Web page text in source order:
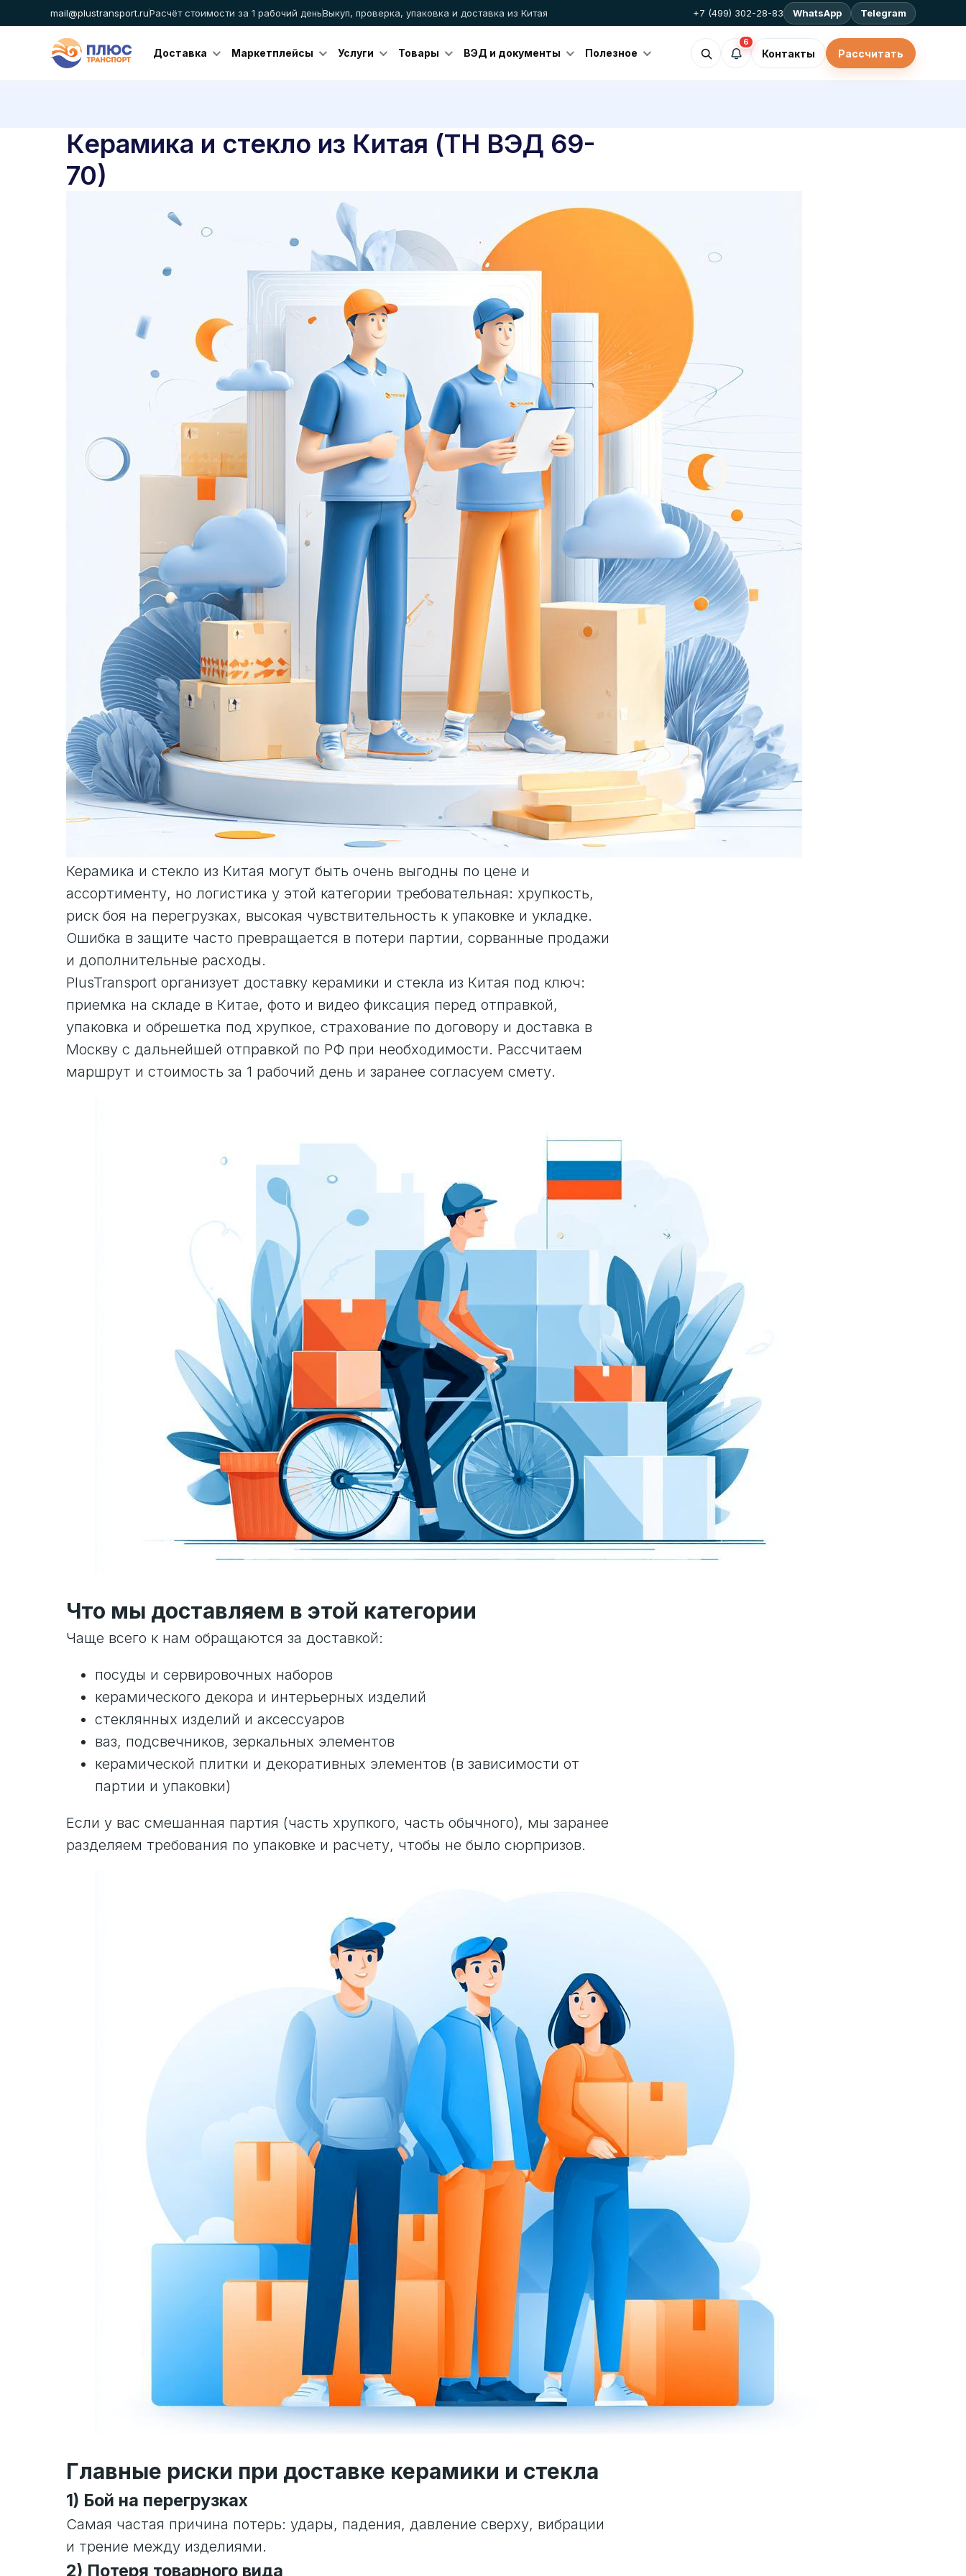
mail@plustransport.ruРасчёт стоимости за 1 рабочий деньВыкуп, проверка, упаковка и доставка из Китая +7 (499) 302-28-83 WhatsApp Telegram
Доставка Маркетплейсы Услуги Товары ВЭД и документы Полезное
6
Контакты Рассчитать
Керамика и стекло из Китая (ТН ВЭД 69-
70)
Керамика и стекло из Китая могут быть очень выгодны по цене и
ассортименту, но логистика у этой категории требовательная: хрупкость,
риск боя на перегрузках, высокая чувствительность к упаковке и укладке.
Ошибка в защите часто превращается в потери партии, сорванные продажи
и дополнительные расходы.
PlusTransport организует доставку керамики и стекла из Китая под ключ:
приемка на складе в Китае, фото и видео фиксация перед отправкой,
упаковка и обрешетка под хрупкое, страхование по договору и доставка в
Москву с дальнейшей отправкой по РФ при необходимости. Рассчитаем
маршрут и стоимость за 1 рабочий день и заранее согласуем смету.
Что мы доставляем в этой категории
Чаще всего к нам обращаются за доставкой:
посуды и сервировочных наборов
керамического декора и интерьерных изделий
стеклянных изделий и аксессуаров
ваз, подсвечников, зеркальных элементов
керамической плитки и декоративных элементов (в зависимости от
партии и упаковки)
Если у вас смешанная партия (часть хрупкого, часть обычного), мы заранее
разделяем требования по упаковке и расчету, чтобы не было сюрпризов.
Главные риски при доставке керамики и стекла
1) Бой на перегрузках
Самая частая причина потерь: удары, падения, давление сверху, вибрации
и трение между изделиями.
2) Потеря товарного вида